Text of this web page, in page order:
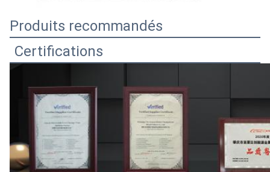
Produits recommandés
Certifications